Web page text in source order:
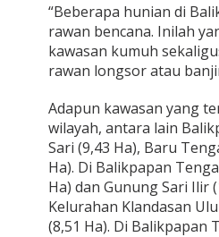
“Beberapa hunian di
rawan bencana. Inilah
kawasan kumuh
rawan longsor atau
Adapun kawasan yang
wilayah, antara lain
Sari (9,43 Ha), Baru
Ha). Di Balikpapan
Ha) dan Gunung Sari Ilir
Kelurahan Klandasan
(8,51 Ha). Di Balikpapan